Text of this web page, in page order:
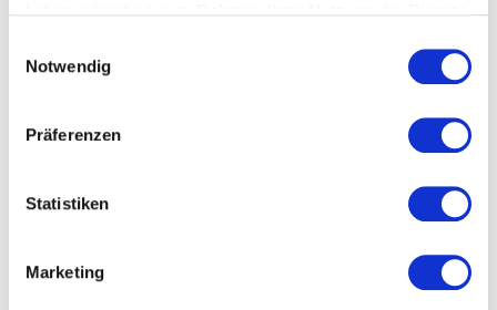
Notwendig
Präferenzen
Statistiken
Marketing
Welche Themen behandeln
unsere Vorträge zu
Klimawandel?
wissenschaftlicher, wirtschaftlicher und